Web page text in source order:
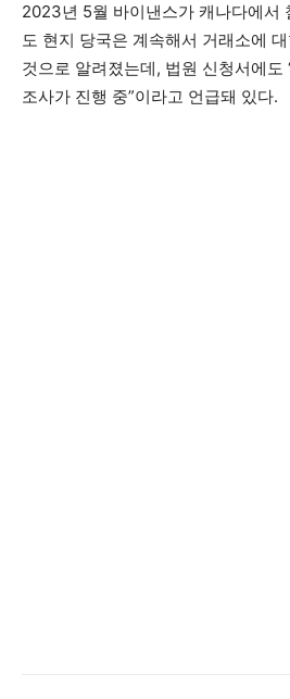
2023년 5월 바이낸스가 캐나다에서
도 현지 당국은 계속해서 거래소에
것으로 알려졌는데, 법원 신청서에도
조사가 진행 중”이라고 언급돼 있다.